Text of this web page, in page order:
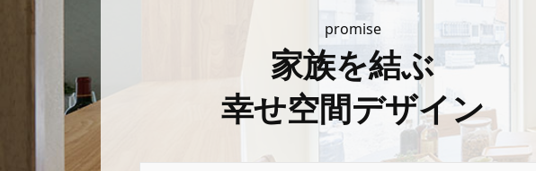
promise
家族を結ぶ
幸せ空間デザイン